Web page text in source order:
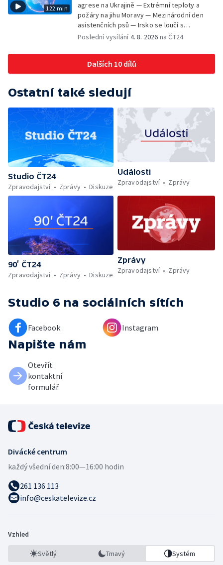
122 min
agrese na Ukrajině — Extrémní teploty a
požáry na jihu Moravy — Mezinárodní den
asistenčních psů — Irsko se loučí s
hudebníkem Glenem Hansardem
Poslední vysílání4. 8. 2026 na ČT24
Dalších 10 dílů
Ostatní také sledují
Studio ČT24
Zpravodajství
Zprávy Diskuze
Události
Zpravodajství
Zprávy
90’ ČT24
Zpravodajství
Zprávy Diskuze
Zprávy
Zpravodajství
Zprávy
Studio 6 na sociálních sítích
Facebook Instagram
Napište nám
Otevřít
kontaktní
formulář
Divácké centrum
každý všední den:8:00—16:00 hodin
261 136 113
info@ceskatelevize.cz
Vzhled
Světlý Tmavý Systém